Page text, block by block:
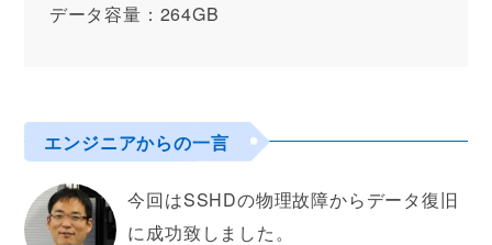
データ容量：264GB
エンジニアからの一言
今回はSSHDの物理故障からデータ復旧
に成功致しました。